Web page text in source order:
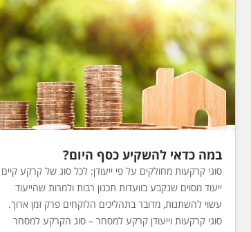
במה כדאי להשקיע כסף היום?
סוגי קרקעות מחולקים על פי ייעודן: לכל סוג של קרקע קיים
ייעוד מסוים שנקבע בוועדות תכנון רבות ולמרות שהייעוד
עשוי להשתנות, מדובר בתהליכים הלוקחים פרק זמן ארוך.
סוגי קרקעות וייעודן קרקע למסחר – סוג הקרקע למסחר